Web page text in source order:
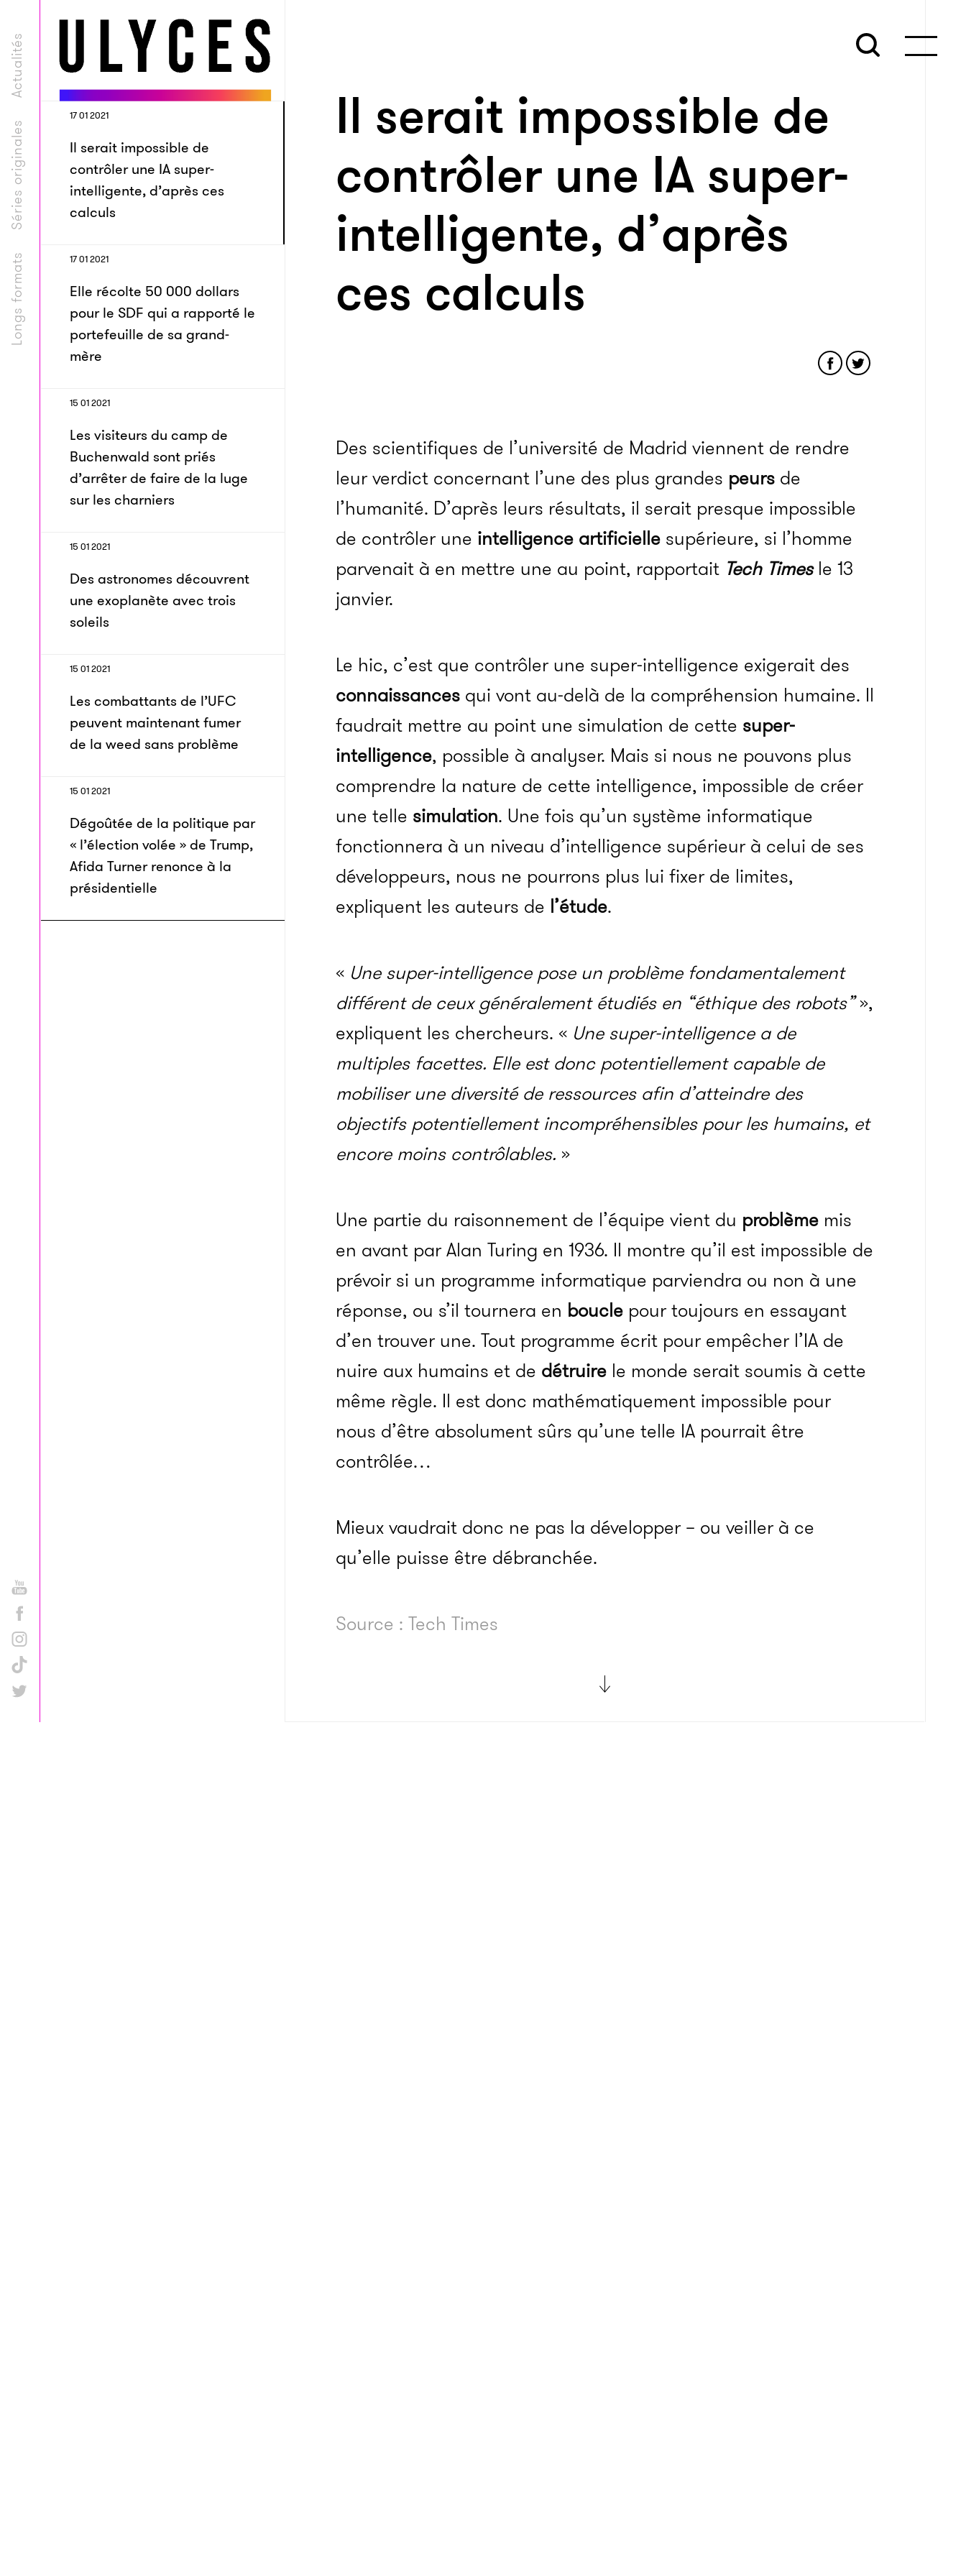
Longs formats
Séries originales
Actualités
17 01 2021
Il serait impossible de
contrôler une IA super-
intelligente, d’après ces
calculs
17 01 2021
Elle récolte 50 000 dollars
pour le SDF qui a rapporté le
portefeuille de sa grand-
mère
15 01 2021
Les visiteurs du camp de
Buchenwald sont priés
d’arrêter de faire de la luge
sur les charniers
15 01 2021
Des astronomes découvrent
une exoplanète avec trois
soleils
15 01 2021
Les combattants de l’UFC
peuvent maintenant fumer
de la weed sans problème
15 01 2021
Dégoûtée de la politique par
« l’élection volée » de Trump,
Afida Turner renonce à la
présidentielle
Il serait impossible de
contrôler une IA super-
intelligente, d’après
ces calculs
Des scientifiques de l’université de Madrid viennent de rendre
leur verdict concernant l’une des plus grandes peurs de
l’humanité. D’après leurs résultats, il serait presque impossible
de contrôler une intelligence artificielle supérieure, si l’homme
parvenait à en mettre une au point, rapportait Tech Timesle 13
janvier.
Le hic, c’est que contrôler une super-intelligence exigerait des
connaissances qui vont au-delà de la compréhension humaine. Il
faudrait mettre au point une simulation de cette super-
intelligence, possible à analyser. Mais si nous ne pouvons plus
comprendre la nature de cette intelligence, impossible de créer
une telle simulation. Une fois qu’un système informatique
fonctionnera à un niveau d’intelligence supérieur à celui de ses
développeurs, nous ne pourrons plus lui fixer de limites,
expliquent les auteurs de l’étude.
« Une super-intelligence pose un problème fondamentalement
différent de ceux généralement étudiés en “éthique des robots”»,
expliquent les chercheurs. « Une super-intelligence a de
multiples facettes. Elle est donc potentiellement capable de
mobiliser une diversité de ressources afin d’atteindre des
objectifs potentiellement incompréhensibles pour les humains, et
encore moins contrôlables. »
Une partie du raisonnement de l’équipe vient du problème mis
en avant par Alan Turing en 1936. Il montre qu’il est impossible de
prévoir si un programme informatique parviendra ou non à une
réponse, ou s’il tournera en boucle pour toujours en essayant
d’en trouver une. Tout programme écrit pour empêcher l’IA de
nuire aux humains et de détruire le monde serait soumis à cette
même règle. Il est donc mathématiquement impossible pour
nous d’être absolument sûrs qu’une telle IA pourrait être
contrôlée…
Mieux vaudrait donc ne pas la développer – ou veiller à ce
qu’elle puisse être débranchée.
Source : Tech Times